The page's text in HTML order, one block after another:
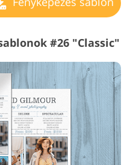
#26 "Classic"